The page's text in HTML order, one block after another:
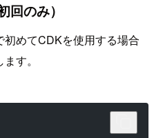
回のみ）
めてCDKを使用する場合
す。